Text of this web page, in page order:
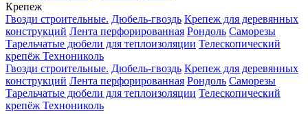
Крепеж
Гвозди строительные. Дюбель-гвоздь Крепеж для деревянных
конструкций Лента перфорированная Рондоль Саморезы
Тарельчатые дюбели для теплоизоляции Телескопический
крепёж Технониколь
Гвозди строительные. Дюбель-гвоздь Крепеж для деревянных
конструкций Лента перфорированная Рондоль Саморезы
Тарельчатые дюбели для теплоизоляции Телескопический
крепёж Технониколь